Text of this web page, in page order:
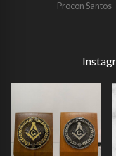
Procon Santos